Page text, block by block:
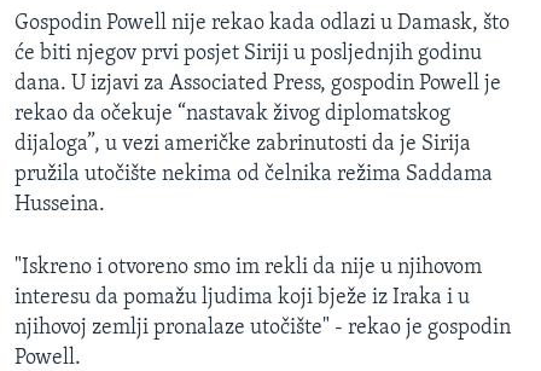
IZBJEGLIČKA STRANA
MAGAZIN
O GLASU AMERIKE
Learning English
Jezici
Gospodin Powell nije rekao kada odlazi u Damask, što
će biti njegov prvi posjet Siriji u posljednjih godinu
dana. U izjavi za Associated Press, gospodin Powell je
rekao da očekuje “nastavak živog diplomatskog
dijaloga”, u vezi američke zabrinutosti da je Sirija
pružila utočište nekima od čelnika režima Saddama
Husseina.
"Iskreno i otvoreno smo im rekli da nije u njihovom
interesu da pomažu ljudima koji bježe iz Iraka i u
njihovoj zemlji pronalaze utočište" - rekao je gospodin
Powell.